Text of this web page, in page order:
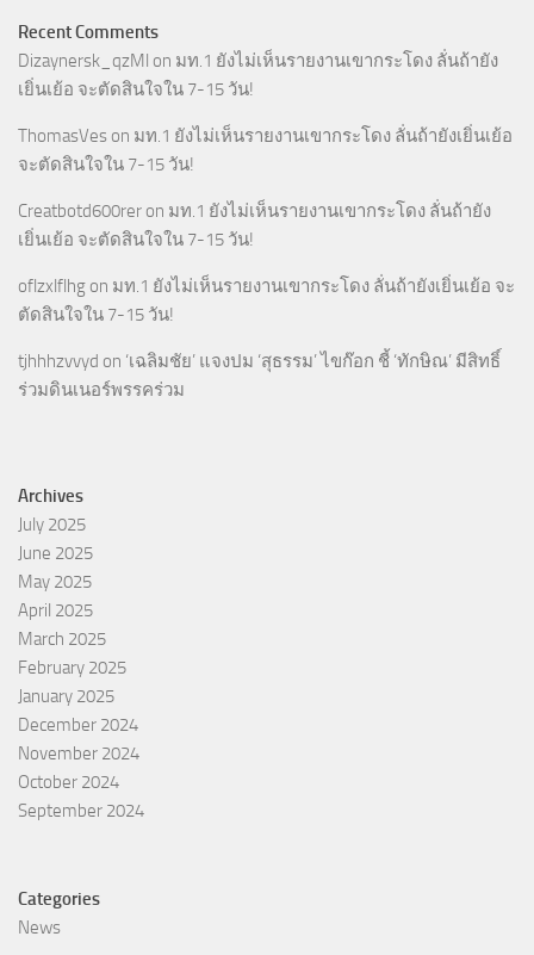
Recent Comments
Dizaynersk_qzMl on มท.1 ยังไม่เห็นรายงานเขากระโดง ลั่นถ้ายัง
เยิ่นเย้อ จะตัดสินใจใน 7-15 วัน!
ThomasVes on มท.1 ยังไม่เห็นรายงานเขากระโดง ลั่นถ้ายังเยิ่นเย้อ
จะตัดสินใจใน 7-15 วัน!
Creatbotd600rer on มท.1 ยังไม่เห็นรายงานเขากระโดง ลั่นถ้ายัง
เยิ่นเย้อ จะตัดสินใจใน 7-15 วัน!
oflzxlflhg on มท.1 ยังไม่เห็นรายงานเขากระโดง ลั่นถ้ายังเยิ่นเย้อ จะ
ตัดสินใจใน 7-15 วัน!
tjhhhzvvyd on ‘เฉลิมชัย’ แจงปม ‘สุธรรม’ ไขก๊อก ชี้ ‘ทักษิณ’ มีสิทธิ์
ร่วมดินเนอร์พรรคร่วม
Archives
July 2025
June 2025
May 2025
April 2025
March 2025
February 2025
January 2025
December 2024
November 2024
October 2024
September 2024
Categories
News